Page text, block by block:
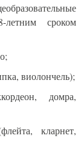
летним сроком
виолончель);
домра,
кларнет,